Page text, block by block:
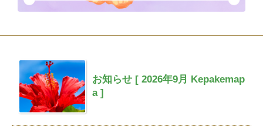
お知らせ [ 2026年9月 Kepakemap
a ]